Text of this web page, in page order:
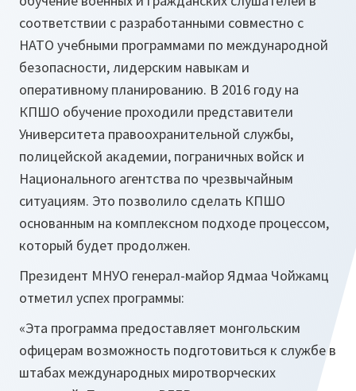
соответствии с разработанными совместно с
НАТО учебными программами по международной
безопасности, лидерским навыкам и
оперативному планированию. В 2016 году на
КПШО обучение проходили представители
Университета правоохранительной службы,
полицейской академии, пограничных войск и
Национального агентства по чрезвычайным
ситуациям. Это позволило сделать КПШО
основанным на комплексном подходе процессом,
который будет продолжен.
Президент МНУО генерал-майор Ядмаа Чойжамц
отметил успех программы:
«Эта программа предоставляет монгольским
офицерам возможность подготовиться к службе в
штабах международных миротворческих